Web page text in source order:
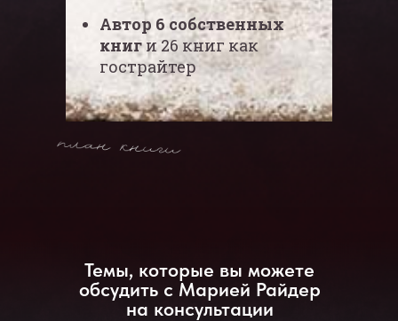
Проводится в группе 10 -20
участников
ОФОРМИТЬ ЗАЯВКУ
Автор 6 собственных
книги 26 книг как
гострайтер
Темы, которые вы можете
обсудить с Марией Райдер
на консультации